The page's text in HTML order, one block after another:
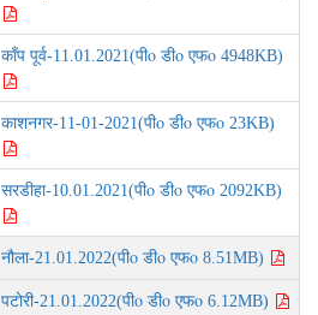
काँप पूर्व-11.01.2021(पीo डीo एफo 4948KB)
काशनगर-11-01-2021(पीo डीo एफo 23KB)
सरडीहा-10.01.2021(पीo डीo एफo 2092KB)
नौला-21.01.2022(पीo डीo एफo 8.51MB)
पटोरी-21.01.2022(पीo डीo एफo 6.12MB)